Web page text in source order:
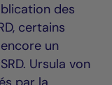
des
certains
un
Ursula von